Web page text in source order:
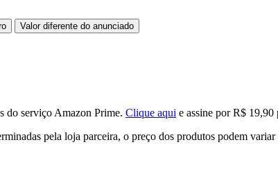
Valor diferente do anunciado
do serviço Amazon Prime. Clique aqui e assine por R$ 19,90
pela loja parceira, o preço dos produtos podem